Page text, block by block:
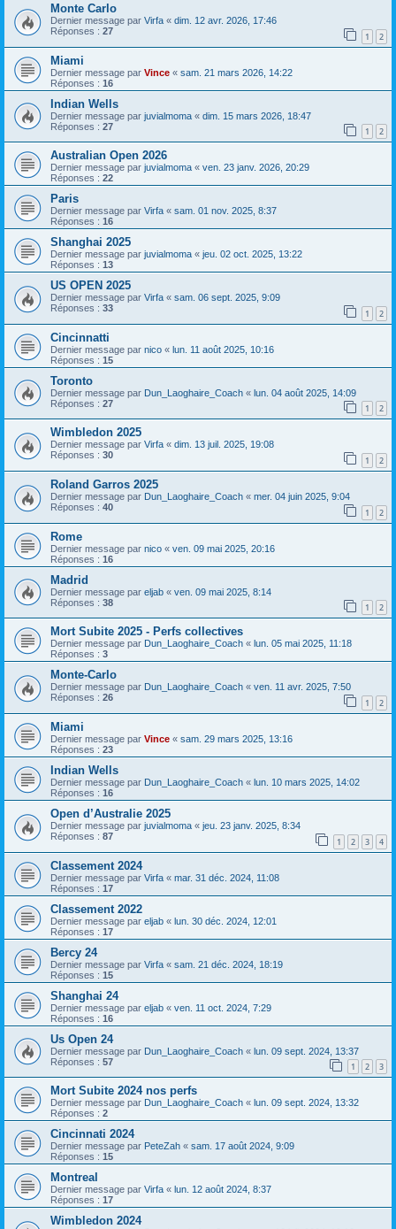
Monte Carlo
Dernier message par Virfa « dim. 12 avr. 2026, 17:46
Réponses : 27 1 2
Miami
Dernier message par Vince « sam. 21 mars 2026, 14:22
Réponses : 16
Indian Wells
Dernier message par juvialmoma « dim. 15 mars 2026, 18:47
Réponses : 27 1 2
Australian Open 2026
Dernier message par juvialmoma « ven. 23 janv. 2026, 20:29
Réponses : 22
Paris
Dernier message par Virfa « sam. 01 nov. 2025, 8:37
Réponses : 16
Shanghai 2025
Dernier message par juvialmoma « jeu. 02 oct. 2025, 13:22
Réponses : 13
US OPEN 2025
Dernier message par Virfa « sam. 06 sept. 2025, 9:09
Réponses : 33 1 2
Cincinnatti
Dernier message par nico « lun. 11 août 2025, 10:16
Réponses : 15
Toronto
Dernier message par Dun_Laoghaire_Coach « lun. 04 août 2025, 14:09
Réponses : 27 1 2
Wimbledon 2025
Dernier message par Virfa « dim. 13 juil. 2025, 19:08
Réponses : 30 1 2
Roland Garros 2025
Dernier message par Dun_Laoghaire_Coach « mer. 04 juin 2025, 9:04
Réponses : 40 1 2
Rome
Dernier message par nico « ven. 09 mai 2025, 20:16
Réponses : 16
Madrid
Dernier message par eljab « ven. 09 mai 2025, 8:14
Réponses : 38 1 2
Mort Subite 2025 - Perfs collectives
Dernier message par Dun_Laoghaire_Coach « lun. 05 mai 2025, 11:18
Réponses : 3
Monte-Carlo
Dernier message par Dun_Laoghaire_Coach « ven. 11 avr. 2025, 7:50
Réponses : 26 1 2
Miami
Dernier message par Vince « sam. 29 mars 2025, 13:16
Réponses : 23
Indian Wells
Dernier message par Dun_Laoghaire_Coach « lun. 10 mars 2025, 14:02
Réponses : 16
Open d’Australie 2025
Dernier message par juvialmoma « jeu. 23 janv. 2025, 8:34
Réponses : 87 1 2 3 4
Classement 2024
Dernier message par Virfa « mar. 31 déc. 2024, 11:08
Réponses : 17
Classement 2022
Dernier message par eljab « lun. 30 déc. 2024, 12:01
Réponses : 17
Bercy 24
Dernier message par Virfa « sam. 21 déc. 2024, 18:19
Réponses : 15
Shanghai 24
Dernier message par eljab « ven. 11 oct. 2024, 7:29
Réponses : 16
Us Open 24
Dernier message par Dun_Laoghaire_Coach « lun. 09 sept. 2024, 13:37
Réponses : 57 1 2 3
Mort Subite 2024 nos perfs
Dernier message par Dun_Laoghaire_Coach « lun. 09 sept. 2024, 13:32
Réponses : 2
Cincinnati 2024
Dernier message par PeteZah « sam. 17 août 2024, 9:09
Réponses : 15
Montreal
Dernier message par Virfa « lun. 12 août 2024, 8:37
Réponses : 17
Wimbledon 2024